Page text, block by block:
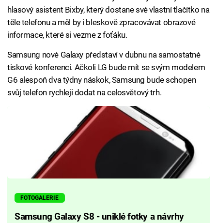
hlasový asistent Bixby, který dostane své vlastní tlačítko na
těle telefonu a měl by i bleskově zpracovávat obrazové
informace, které si vezme z foťáku.
Samsung nové Galaxy představí v dubnu na samostatné
tiskové konferenci. Ačkoli LG bude mít se svým modelem
G6 alespoň dva týdny náskok, Samsung bude schopen
svůj telefon rychleji dodat na celosvětový trh.
FOTOGALERIE
Samsung Galaxy S8 - uniklé fotky a návrhy